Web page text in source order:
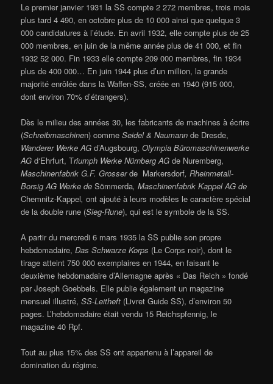
Le premier janvier 1931 la SS compte 2 272 membres, trois mois
plus tard 4 490, en octobre plus de 10 000 ainsi que quelque 3
000 candidatures à l’étude. En avril 1932, elle compte plus de 25
000 membres, en juin de la même année plus de 41 000, et fin
1932 52 000. Fin 1933 elle compte 209 000 membres, fin 1934
plus de 400 000… En juin 1944 plus d’un million, la grande
majorité enrôlée dans la Waffen-SS, créée en 1940 (915 000,
dont environ 70% d’étrangers).
Dès le milieu des années 30, les fabricants de machines à écrire
(Schreibmaschinen) commeSeidel & Naumann de Dresde,
Wanderer Werke AG d’Augsbourg,Olympia Büromaschinenwerke
AG d‘Ehrfurt, Triumph Werke Nürnberg AGde Nuremberg,
Maschinenfabrik G.F. Grosserde Markersdorf, Rheinmetall-
Borsig AG Werke deSömmerda, Maschinenfabrik Kappel AG de
Chemnitz-Kappel,ont ajouté à leurs modèles le caractère spécial
de la double rune (Sieg-Rune), qui est le symbole de la SS.
A partir du mercredi 6 mars 1935 la SS publie son propre
hebdomadaire,Das Schwarze Korps (Le Corps noir), dont le
tirage atteint 750 000 exemplaires en 1944, en faisant le
deuxième hebdomadaire d’Allemagne après « Das Reich » fondé
par Joseph Goebbels. Elle publie également un magazine
mensuel illustré,SS-Leitheft (Livret Guide SS), d’environ 50
pages. L’hebdomadaire était vendu 15 Reichspfennig, le
magazine 40 Rpf.
Tout au plus 15% des SS ont appartenu à l’appareil de
domination du régime.